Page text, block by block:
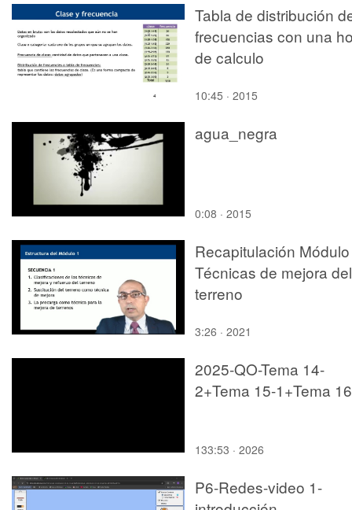
Tabla de distribución
frecuencias con una
de calculo
10:45 · 2015
agua_negra
0:08 · 2015
Recapitulación
Técnicas de mejora del
terreno
3:26 · 2021
2025-QO-Tema 14-
2+Tema 15-1+Tema 16
133:53 · 2026
P6-Redes-video 1-